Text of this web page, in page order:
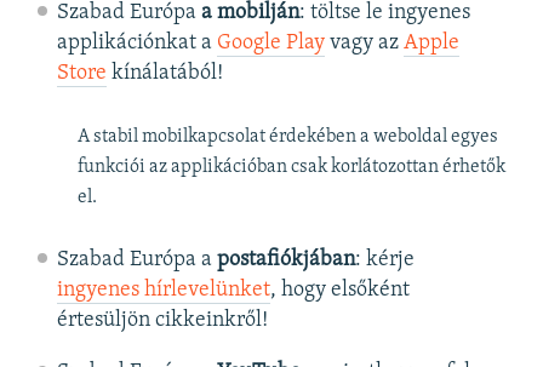
Szabad Európa a mobilján: töltse le ingyenes
applikációnkat a Google Playvagy az Apple
Store kínálatából!
A stabil mobilkapcsolat érdekében a weboldal egyes
funkciói az applikációban csak korlátozottan érhetők
el.
Szabad Európa a postafiókjában: kérje
ingyenes hírlevelünket, hogy elsőként
értesüljön cikkeinkről!